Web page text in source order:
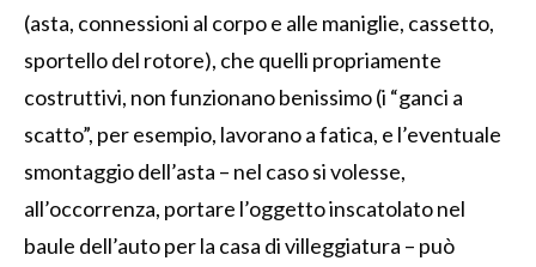
(asta, connessioni al corpo e alle maniglie, cassetto,
sportello del rotore), che quelli propriamente
costruttivi, non funzionano benissimo (i “ganci a
scatto”, per esempio, lavorano a fatica, e l’eventuale
smontaggio dell’asta – nel caso si volesse,
all’occorrenza, portare l’oggetto inscatolato nel
baule dell’auto per la casa di villeggiatura – può